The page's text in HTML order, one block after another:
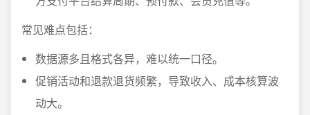
常见难点包括：
数据源多且格式各异，难以统一口径。
促销活动和退款退货频繁，导致收入、成本核算波
动大。